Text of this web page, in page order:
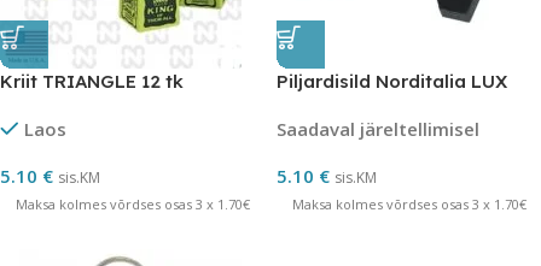
Kriit TRIANGLE 12 tk
Laos
5.10 € sis.KM
Maksa kolmes võrdses osas 3 x 1.70€
Piljardisild Norditalia LUX
Saadaval järeltellimisel
5.10 € sis.KM
Maksa kolmes võrdses osas 3 x 1.70€